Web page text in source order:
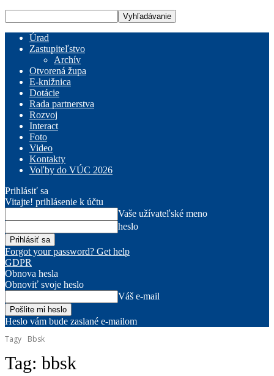
Úrad
Zastupiteľstvo
Archív
Otvorená župa
E-knižnica
Dotácie
Rada partnerstva
Rozvoj
Interact
Foto
Video
Kontakty
Voľby do VÚC 2026
Prihlásiť sa
Vitajte! prihlásenie k účtu
Vaše užívateľské meno
heslo
Forgot your password? Get help
GDPR
Obnova hesla
Obnoviť svoje heslo
Váš e-mail
Heslo vám bude zaslané e-mailom
Tagy
Bbsk
Tag: bbsk